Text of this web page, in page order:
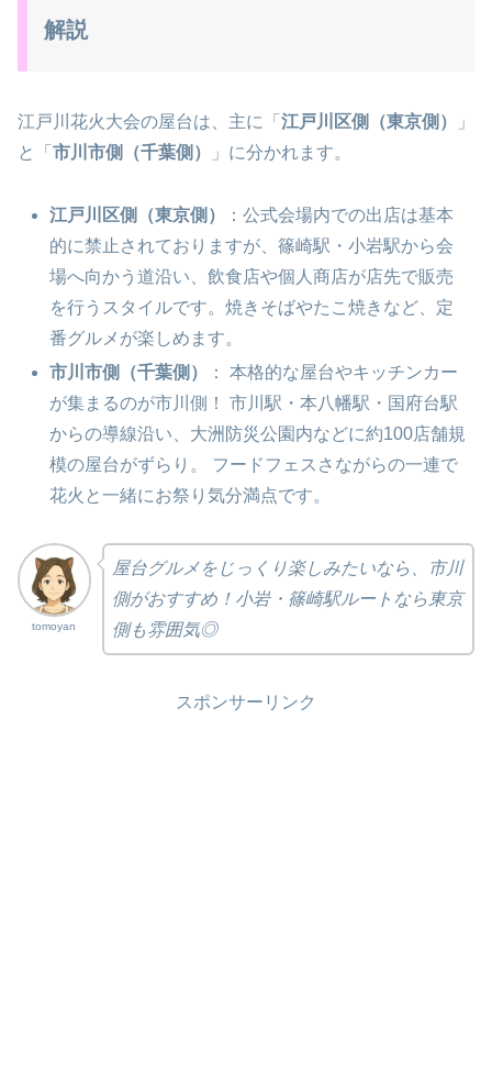
解説
江戸川花火大会の屋台は、主に「 江戸川区側（東京側）
」
と「 市川市側（千葉側） 」に分かれます。
江戸川区側（東京側）
：公式会場内での出店は基本
的に禁止されておりますが、篠崎駅・小岩駅から会
場へ向かう道沿い、飲食店や個人商店が店先で販売
を行うスタイルです。焼きそばやたこ焼きなど、定
番グルメが楽しめます。
市川市側（千葉側）
： 本格的な屋台やキッチンカー
が集まるのが市川側！ 市川駅・本八幡駅・国府台駅
からの導線沿い、大洲防災公園内などに約100店舗規
模の屋台がずらり。 フードフェスさながらの一連で
花火と一緒にお祭り気分満点です。
tomoyan
屋台グルメをじっくり楽しみたいなら、市川
側がおすすめ！小岩・篠崎駅ルートなら東京
側も雰囲気◎
スポンサーリンク